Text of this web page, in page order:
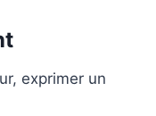
exprimer un